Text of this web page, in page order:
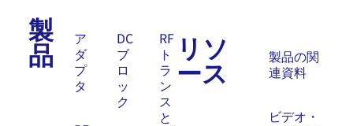
製
品
ア
ダ
プ
タ
DC
ブ
ロ
ッ
ク
RF
ト
ラ
ン
ス
と
リソ
ース
製品の関
連資料
ビデオ・